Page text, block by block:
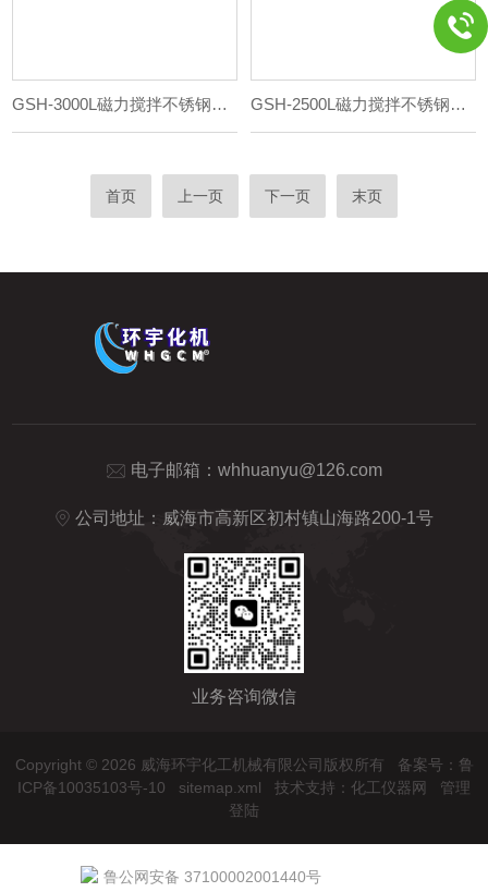
GSH-3000L磁力搅拌不锈钢反应釜 GSH-2500L磁力搅拌不锈钢反应釜
首页 上一页 下一页 末页
电子邮箱： whhuanyu@126.com
公司地址：威海市高新区初村镇山海路200-1号
业务咨询微信
Copyright © 2026 威海环宇化工机械有限公司版权所有 备案号：鲁
ICP备10035103号-10
sitemap.xml 技术支持： 化工仪器网
管理
登陆
鲁公网安备 37100002001440号